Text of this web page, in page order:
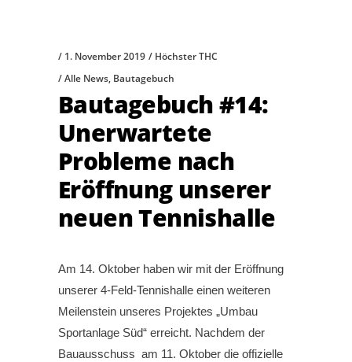
1. November 2019
Höchster THC
Alle News, Bautagebuch
Bautagebuch #14:
Unerwartete
Probleme nach
Eröffnung unserer
neuen Tennishalle
Am 14. Oktober haben wir mit der Eröffnung
unserer 4-Feld-Tennishalle einen weiteren
Meilenstein unseres Projektes „Umbau
Sportanlage Süd“ erreicht. Nachdem der
Bauausschuss am 11. Oktober die offizielle